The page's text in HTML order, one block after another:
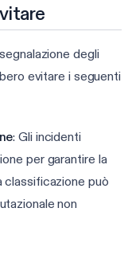
degli
evitare i seguenti
: Gli incidenti
per garantire la
classificazione può
non